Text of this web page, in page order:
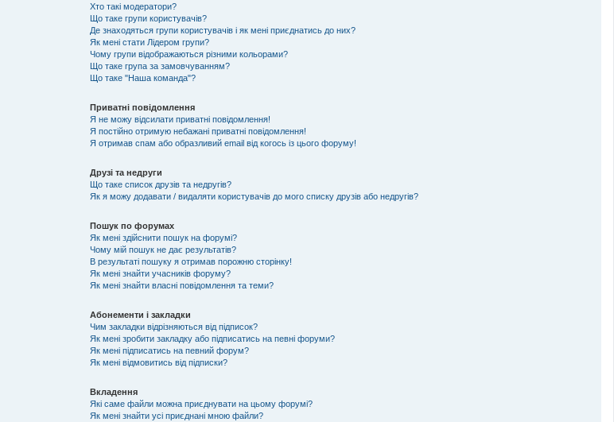
Хто такі модератори?
Що таке групи користувачів?
Де знаходяться групи користувачів і як мені приєднатись до них?
Як мені стати Лідером групи?
Чому групи відображаються різними кольорами?
Що таке група за замовчуванням?
Що таке "Наша команда"?
Приватні повідомлення
Я не можу відсилати приватні повідомлення!
Я постійно отримую небажані приватні повідомлення!
Я отримав спам або образливий email від когось із цього форуму!
Друзі та недруги
Що таке список друзів та недругів?
Як я можу додавати / видаляти користувачів до мого списку друзів або недругів?
Пошук по форумах
Як мені здійснити пошук на форумі?
Чому мій пошук не дає результатів?
В результаті пошуку я отримав порожню сторінку!
Як мені знайти учасників форуму?
Як мені знайти власні повідомлення та теми?
Абонементи і закладки
Чим закладки відрізняються від підписок?
Як мені зробити закладку або підписатись на певні форуми?
Як мені підписатись на певний форум?
Як мені відмовитись від підписки?
Вкладення
Які саме файли можна приєднувати на цьому форумі?
Як мені знайти усі приєднані мною файли?